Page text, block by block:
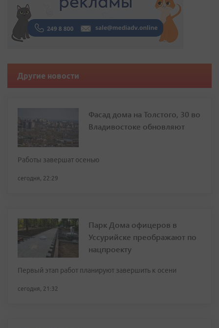
Другие новости
Фасад дома на Толстого, 30 во
Владивостоке обновляют
Работы завершат осенью
сегодня, 22:29
Парк Дома офицеров в
Уссурийске преображают по
нацпроекту
Первый этап работ планируют завершить к осени
сегодня, 21:32